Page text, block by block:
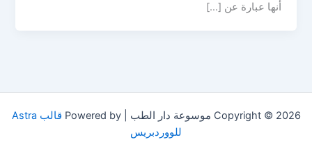
أنها عبارة عن […]
Copyright © 2026 موسوعة دار الطب | Powered by
قالب Astra
للووردبريس